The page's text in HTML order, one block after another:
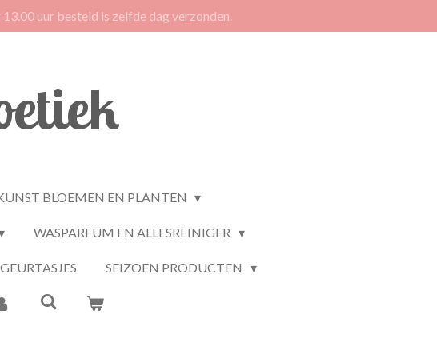
uur besteld is zelfde dag verzonden.
BLOEMEN EN PLANTEN
WASPARFUM EN ALLESREINIGER
GEURTASJES SEIZOEN PRODUCTEN